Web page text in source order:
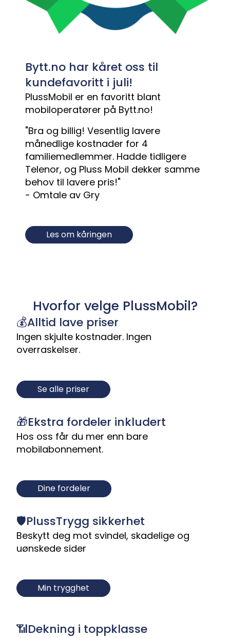
Bytt.no har kåret oss til
kundefavoritt i juli!
PlussMobil er en favoritt blant
mobiloperatører på Bytt.no!
"Bra og billig! Vesentlig lavere
månedlige kostnader for 4
familiemedlemmer. Hadde tidligere
Telenor, og Pluss Mobil dekker samme
behov til lavere pris!"
- Omtale av Gry
Les om kåringen
Hvorfor velge PlussMobil?
💰Alltid lave priser
Ingen skjulte kostnader. Ingen
overraskelser.
Se alle priser
🎁Ekstra fordeler inkludert
Hos oss får du mer enn bare
mobilabonnement.
Dine fordeler
🛡️PlussTrygg sikkerhet
Beskytt deg mot svindel, skadelige og
uønskede sider
Min trygghet
📶Dekning i toppklasse